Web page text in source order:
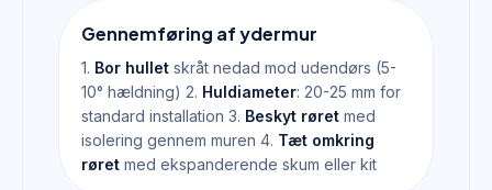
Gennemføring af ydermur
1. Bor hullet skråt nedad mod udendørs (5-
10° hældning) 2. Huldiameter: 20-25 mm for
standard installation 3. Beskyt røret med
isolering gennem muren 4. Tæt omkring
røret med ekspanderende skum eller kit